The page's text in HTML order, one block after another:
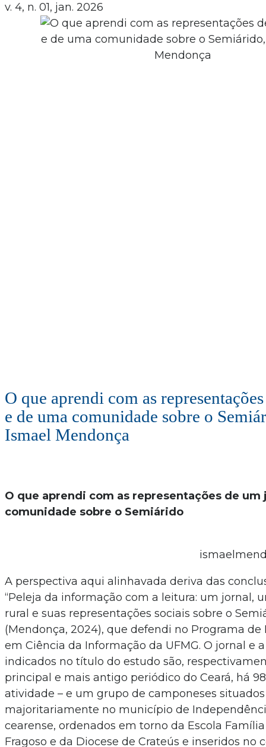
v. 4, n. 01, jan. 2026
O que aprendi com as
e de uma comunidade sobre o
Ismael Mendonça
O que aprendi com as representações de um
comunidade sobre o Semiárido
A perspectiva aqui alinhavada deriva das
“Peleja da informação com a leitura: um jornal,
rural e suas representações sociais sobre o
(Mendonça, 2024), que defendi no Programa de
em Ciência da Informação da UFMG. O jornal e
indicados no título do estudo são,
principal e mais antigo periódico do Ceará, há
atividade – e um grupo de camponeses situados
majoritariamente no município de
cearense, ordenados em torno da Escola
Fragoso e da Diocese de Crateús e inseridos no